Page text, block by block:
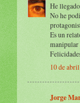
He
No he
Es un
manipular
10 de
Jorge